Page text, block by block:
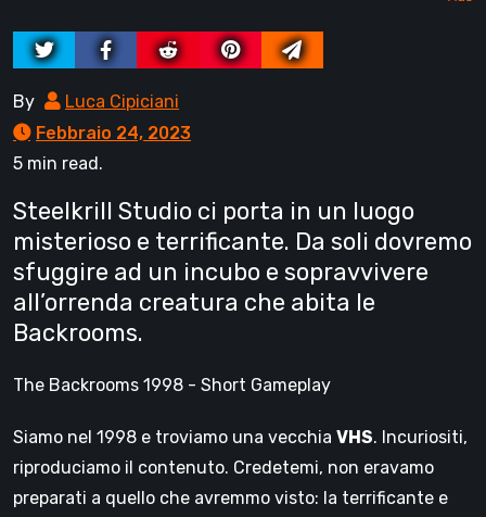
By
Luca Cipiciani
Febbraio 24, 2023
5 min read.
Steelkrill Studio ci porta in un luogo
misterioso e terrificante. Da soli dovremo
sfuggire ad un incubo e sopravvivere
all’orrenda creatura che abita le
Backrooms.
The Backrooms 1998 - Short Gameplay
Siamo nel 1998 e troviamo una vecchia VHS. Incuriositi,
riproduciamo il contenuto. Credetemi, non eravamo
preparati a quello che avremmo visto: la terrificante e